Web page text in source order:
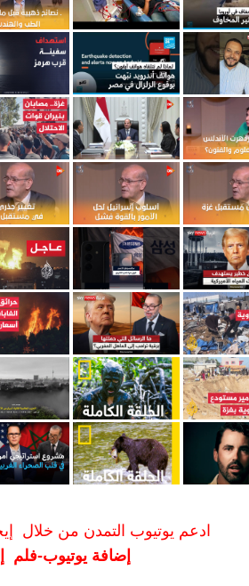
ادعم يوتيوب التمدن من خلال
إضافة يوتيوب-فلم